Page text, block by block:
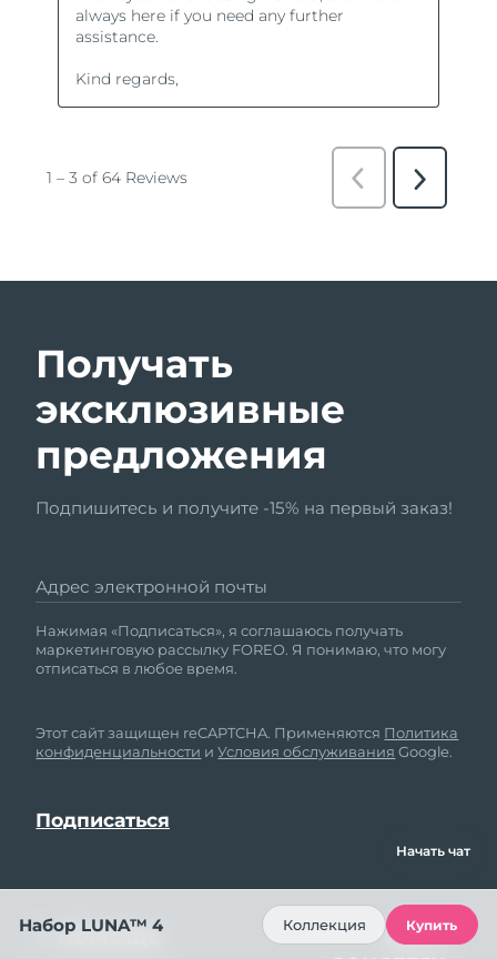
Получать
эксклюзивные
предложения
Подпишитесь и получите -15% на первый заказ!
Адрес электронной почты
Нажимая «Подписаться», я соглашаюсь получать
маркетинговую рассылку FOREO. Я понимаю, что могу
отписаться в любое время.
Этот сайт защищен reCAPTCHA. Применяются Политика
конфиденциальности иУсловия обслуживания Google.
ПОМОЩЬ
МЫ В
Начать чат
Набор LUNA™ 4 Коллекция Купить